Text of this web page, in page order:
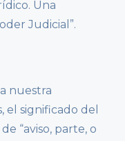
Una
Judicial”.
nuestra
el significado del
“aviso, parte, o